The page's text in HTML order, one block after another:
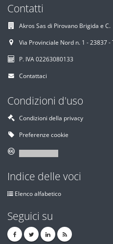
Contatti
Akros Sas di Pirovano Brigida e C.
Via Provinciale Nord n. 1 - 23837 -
P. IVA 02263080133
Contattaci
Condizioni d'uso
Condizioni della privacy
Preferenze cookie
Indice delle voci
Elenco alfabetico
Seguici su